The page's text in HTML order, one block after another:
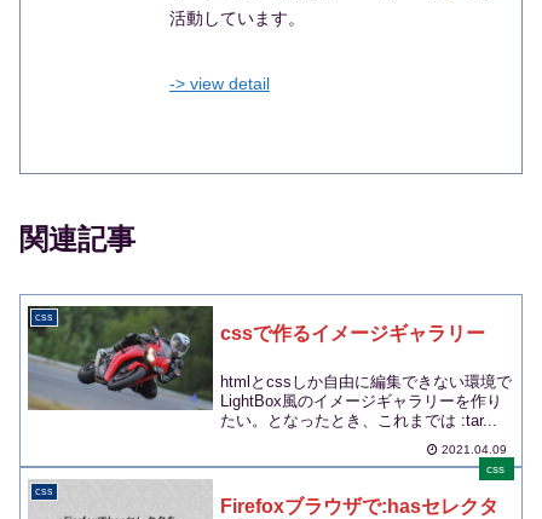
活動しています。
-> view detail
関連記事
css
cssで作るイメージギャラリー
htmlとcssしか自由に編集できない環境で
LightBox風のイメージギャラリーを作り
たい。となったとき、これまでは :tar...
2021.04.09
css
css
Firefoxブラウザで:hasセレクタ